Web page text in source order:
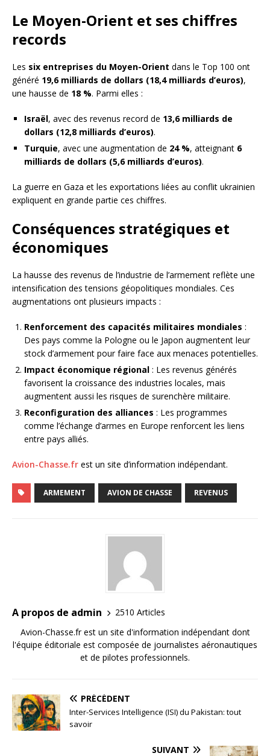
Le Moyen-Orient et ses chiffres
records
Les six entreprises du Moyen-Orient dans le Top 100 ont
généré 19,6 milliards de dollars (18,4 milliards d’euros),
une hausse de 18 %. Parmi elles :
Israël, avec des revenus record de 13,6 milliards de
dollars (12,8 milliards d’euros).
Turquie, avec une augmentation de 24 %, atteignant 6
milliards de dollars (5,6 milliards d’euros).
La guerre en Gaza et les exportations liées au conflit ukrainien
expliquent en grande partie ces chiffres.
Conséquences stratégiques et
économiques
La hausse des revenus de l’industrie de l’armement reflète une
intensification des tensions géopolitiques mondiales. Ces
augmentations ont plusieurs impacts :
Renforcement des capacités militaires mondiales :
Des pays comme la Pologne ou le Japon augmentent leur
stock d’armement pour faire face aux menaces potentielles.
Impact économique régional : Les revenus générés
favorisent la croissance des industries locales, mais
augmentent aussi les risques de surenchère militaire.
Reconfiguration des alliances : Les programmes
comme l’échange d’armes en Europe renforcent les liens
entre pays alliés.
Avion-Chasse.fr est un site d’information indépendant.
ARMEMENT AVION DE CHASSE REVENUS
A propos de admin
2510 Articles
Avion-Chasse.fr est un site d'information indépendant dont
l'équipe éditoriale est composée de journalistes aéronautiques
et de pilotes professionnels.
PRÉCÉDENT
Inter-Services Intelligence (ISI) du Pakistan: tout
savoir
SUIVANT